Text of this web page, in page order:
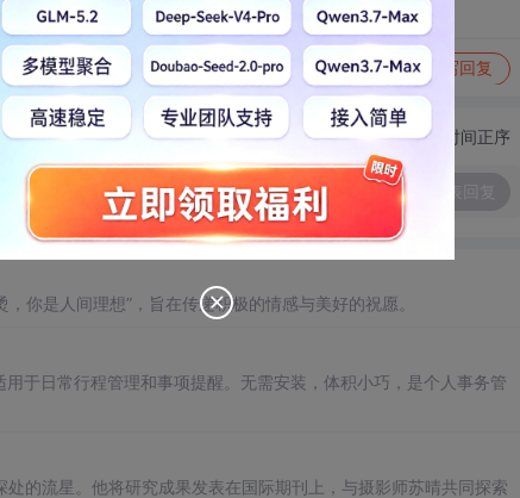
转发到动态 举报 写回复
切换为时间正序
，你是人间理想”，旨在传递积极的情感与美好的祝愿。
于日常行程管理和事项提醒。无需安装，体积小巧，是个人事务管
的流星。他将研究成果发表在国际期刊上，与摄影师苏晴共同探索